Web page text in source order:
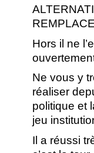
Hors il ne
Ne vous y
réaliser
politique et
jeu
Il a réussi